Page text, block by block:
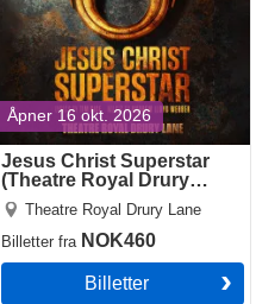
Åpner 16 okt. 2026
Jesus Christ Superstar
(Theatre Royal Drury
Lane)
Theatre Royal Drury Lane
Billetterfra NOK460
Billetter